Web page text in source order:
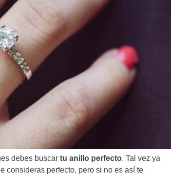
debes buscar tu anillo perfecto. Tal vez ya
consideras perfecto, pero si no es así te